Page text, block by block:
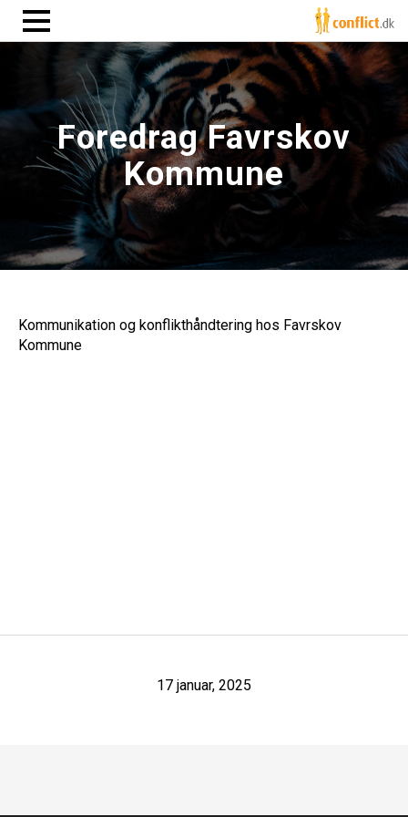
Foredrag Favrskov
Kommune
Kommunikation og konflikthåndtering hos Favrskov
Kommune
17 januar, 2025